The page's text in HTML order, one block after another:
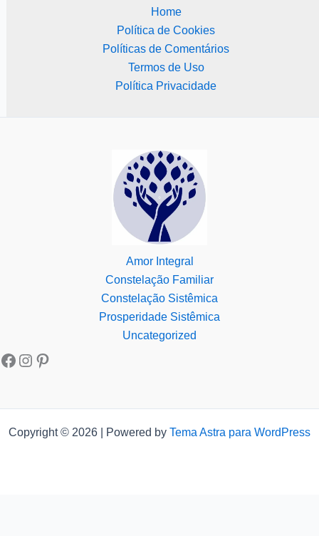
Home
Política de Cookies
Políticas de Comentários
Termos de Uso
Política Privacidade
Amor Integral
Constelação Familiar
Constelação Sistêmica
Prosperidade Sistêmica
Uncategorized
Copyright © 2026 | Powered by Tema Astra para WordPress